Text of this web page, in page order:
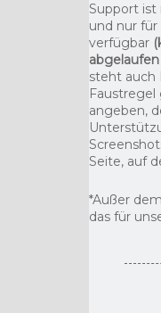
Support ist
und nur
verfügbar
steht auch
Faustregel
angeben,
Seite, auf
*Außer
das für